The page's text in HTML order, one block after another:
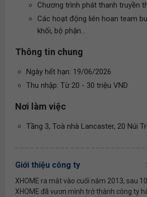
Chương trình phát thanh truyền
Các hoạt động liên hoan team
khối, bộ phận...
Thông tin chung
Ngày hết hạn: 19/06/2026
Thu nhập: Từ 20 - 30 triệu VND
Nơi làm việc
Tầng 3, Toà nhà Lancaster, 20 Núi
Giới thiệu công ty
XHOME ra mắt vào cuối năm 2013, sau
XHOME đã vươn mình trở thành công ty